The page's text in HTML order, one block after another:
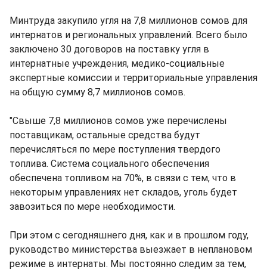
Минтруда закупило угля на 7,8 миллионов сомов для
интернатов и региональных управлений. Всего было
заключено 30 договоров на поставку угля в
интернатные учреждения, медико-социальные
экспертные комиссии и территориальные управления
на общую сумму 8,7 миллионов сомов.
"Свыше 7,8 миллионов сомов уже перечислены
поставщикам, остальные средства будут
перечисляться по мере поступления твердого
топлива. Система социального обеспечения
обеспечена топливом на 70%, в связи с тем, что в
некоторым управлениях нет складов, уголь будет
завозиться по мере необходимости.
При этом с сегодняшнего дня, как и в прошлом году,
руководство министерства выезжает в неплановом
режиме в интернаты. Мы постоянно следим за тем,